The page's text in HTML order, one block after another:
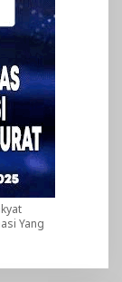
Yang